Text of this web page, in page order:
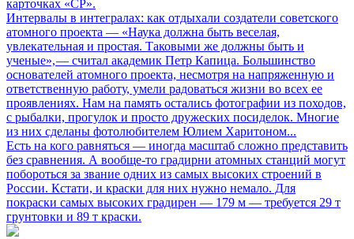
карточках «СР».
Интервалы в интегралах: как отдыхали создатели советского
атомного проекта — «Наука должна быть веселая,
увлекательная и простая. Таковыми же должны быть и
ученые», — считал академик Петр Капица. Большинство
основателей атомного проекта, несмотря на напряженную и
ответственную работу, умели радоваться жизни во всех ее
проявлениях. Нам на память остались фотографии из походов,
с рыбалки, прогулок и просто дружеских посиделок. Многие
из них сделаны фотолюбителем Юлием Харитоном...
Есть на кого равняться — иногда масштаб сложно представить
без сравнения. А вообще-то градирни атомных станций могут
побороться за звание одних из самых высоких строений в
России. Кстати, и краски для них нужно немало. Для
покраски самых высоких градирен — 179 м — требуется 29 т
грунтовки и 89 т краски.